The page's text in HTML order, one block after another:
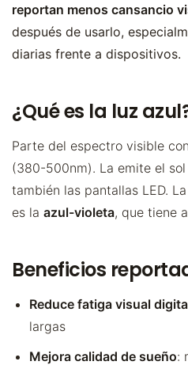
reportan menos cansancio
después de usarlo,
diarias frente a dispositivos.
¿Qué es la luz
Parte del espectro visible
(380-500nm). La emite el
también las pantallas LED.
es la azul-violeta, que tiene
Beneficios
Reduce fatiga visual
largas
Mejora calidad de sueño: